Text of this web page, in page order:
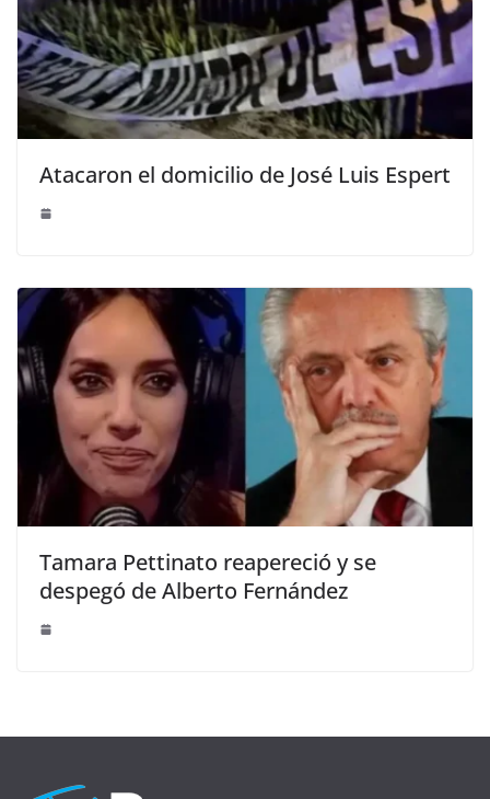
Atacaron el domicilio de José Luis Espert
Tamara Pettinato reapereció y se
despegó de Alberto Fernández